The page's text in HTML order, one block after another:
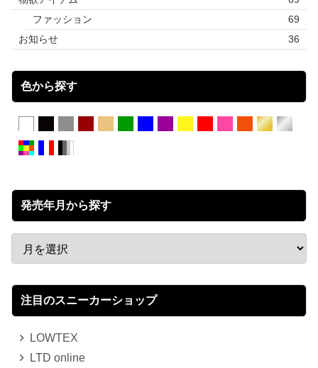
ファッション
69
お知らせ
36
色から探す
発売年月から探す
注目のスニーカーショップ
LOWTEX
LTD online